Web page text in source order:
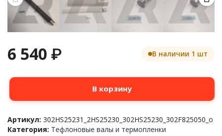
6 540 ₽ В наличии 1 шт
Количество
Тефлоновый
Kyocera-
Mita™
В корзину
Артикул: 302HS25231_2HS25230_302HS25230_302F825050_o
Категория: Тефлоновые валы и термопленки